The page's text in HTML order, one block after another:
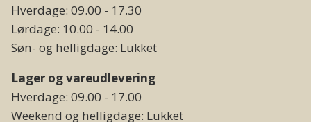
Hverdage: 09.00 - 17.30
Lørdage: 10.00 - 14.00
Søn- og helligdage: Lukket
Lager og vareudlevering
Hverdage: 09.00 - 17.00
Weekend og helligdage: Lukket